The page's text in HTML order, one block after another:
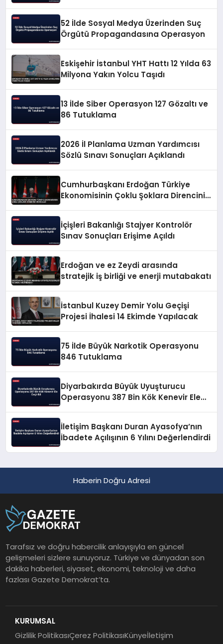
52 İlde Sosyal Medya Üzerinden Suç
Örgütü Propagandasına Operasyon
Eskişehir İstanbul YHT Hattı 12 Yılda 63
Milyona Yakın Yolcu Taşıdı
13 İlde Siber Operasyon 127 Gözaltı ve
86 Tutuklama
2026 İl Planlama Uzman Yardımcısı
Sözlü Sınavı Sonuçları Açıklandı
Cumhurbaşkanı Erdoğan Türkiye
Ekonomisinin Çoklu Şoklara Direncini
İçişleri Bakanlığı Stajyer Kontrolör
Sınav Sonuçları Erişime Açıldı
Erdoğan ve ez Zeydi arasında
stratejik iş birliği ve enerji mutabakatı
İstanbul Kuzey Demir Yolu Geçişi
Projesi İhalesi 14 Ekimde Yapılacak
75 İlde Büyük Narkotik Operasyonu
846 Tutuklama
Diyarbakırda Büyük Uyuşturucu
Operasyonu 387 Bin Kök Kenevir Ele
İletişim Başkanı Duran Ayasofya’nın
İbadete Açılışının 6 Yılını Değerlendirdi
Haberin Doğru Adresi
Tarafsız ve doğru habercilik anlayışıyla en güncel
gelişmeleri sizlere sunuyoruz. Türkiye ve dünyadan son
dakika haberleri, siyaset, ekonomi, teknoloji ve daha
fazlası Gazete Demokrat’ta.
KURUMSAL
Gizlilik PolitikasıÇerez PolitikasıKünyeİletişim